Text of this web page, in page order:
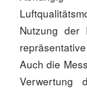
Nutzung der
Auch die
Verwertung